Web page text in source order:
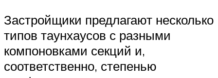
Застройщики предлагают несколько
типов таунхаусов с разными
компоновками секций и,
соответственно, степенью